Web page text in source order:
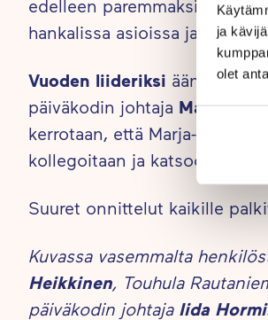
ja
olet
edelleen paremmaksi
hankalissa asioissa ja kohtaa
Vuoden liideriksi
päiväkodin johtaja Marja-
kerrotaan, että Marja-Sisko
kollegoitaan ja katsoo
Suuret onnittelut kaikille
Kuvassa vasemmalta
Heikkinen, Touhula
päiväkodin johtaja Iida